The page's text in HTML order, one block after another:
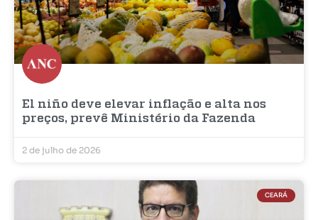
El niño deve elevar inflação e alta nos
preços, prevê Ministério da Fazenda
2 de julho de 2026
CEARÁ